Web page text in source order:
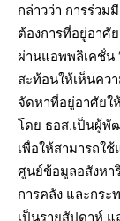
กล่าวว่า การร่วม
ต้องการที่อยู่อาศั
ผ่านแอพพลิเคชั่น
สะท้อนให้เห็นคว
จัดหาที่อยู่อาศัยใ
โดย ธอส.เป็นผู้พั
เพื่อให้สามารถใ
ศูนย์ข้อมูลอสังหา
การคลัง และกร
เป็นรายสัปดาห์ แ